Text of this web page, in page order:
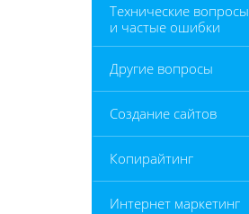
Технические вопросы
и частые ошибки
Другие вопросы
Создание сайтов
Копирайтинг
Интернет маркетинг